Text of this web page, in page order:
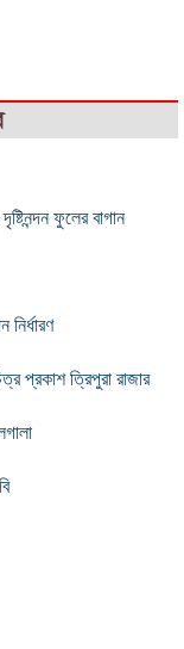
ফুলের বাগান
প্রকাশ ত্রিপুরা রাজার